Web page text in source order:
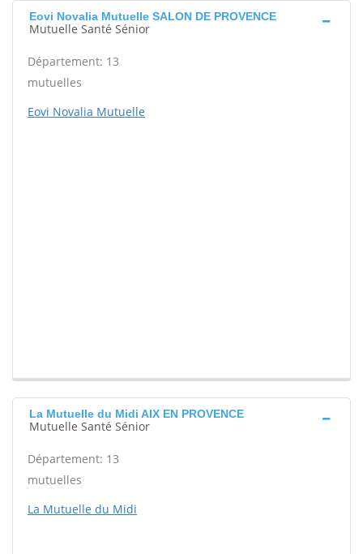
Eovi Novalia Mutuelle SALON DE PROVENCE
Mutuelle Santé Sénior
Département: 13
mutuelles
Eovi Novalia Mutuelle
La Mutuelle du Midi AIX EN PROVENCE
Mutuelle Santé Sénior
Département: 13
mutuelles
La Mutuelle du Midi